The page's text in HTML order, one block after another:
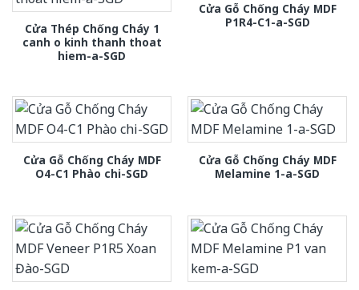
Cửa Thép Chống Cháy 1
canh o kinh thanh thoat
hiem-a-SGD
Cửa Gỗ Chống Cháy MDF
P1R4-C1-a-SGD
Cửa Gỗ Chống Cháy MDF
O4-C1 Phào chi-SGD
Cửa Gỗ Chống Cháy MDF
Melamine 1-a-SGD